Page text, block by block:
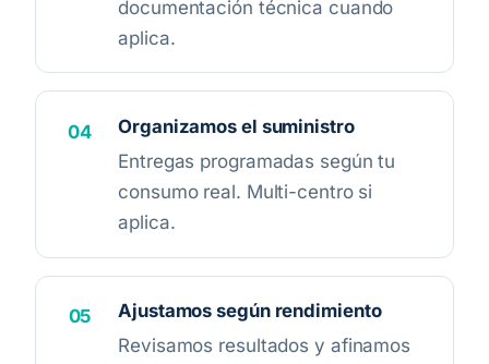
documentación técnica cuando
aplica.
Organizamos el suministro
Entregas programadas según tu
consumo real. Multi-centro si
aplica.
Ajustamos según rendimiento
Revisamos resultados y afinamos